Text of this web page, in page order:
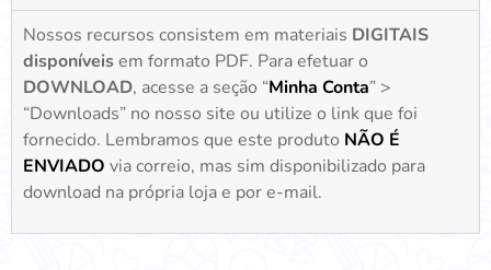
Nossos recursos consistem em materiais DIGITAIS
disponíveisem formato PDF. Para efetuar o
DOWNLOAD, acesse a seção “Minha Conta” >
“Downloads” no nosso site ou utilize o link que foi
fornecido. Lembramos que este produto NÃO É
ENVIADO via correio, mas sim disponibilizado para
download na própria loja e por e-mail.